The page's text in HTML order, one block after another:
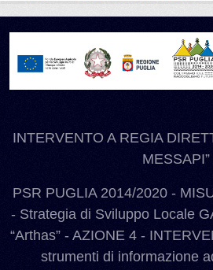
INTERVENTO A REGIA
MESSAPI”
PSR PUGLIA 2014/2020 -
- Strategia di Sviluppo Locale
“Arthas” - AZIONE 4 -
strumenti di informazione